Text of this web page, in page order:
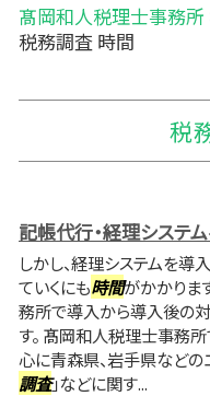
髙岡和人税理士事務所
税務調査 時間
税
記帳代行・経理システ
しかし、経理システムを導
ていくにも時間がかかりま
務所で導入から導入後の
す。 髙岡和人税理士事務
心に青森県、岩手県などの
調査」などに関す...